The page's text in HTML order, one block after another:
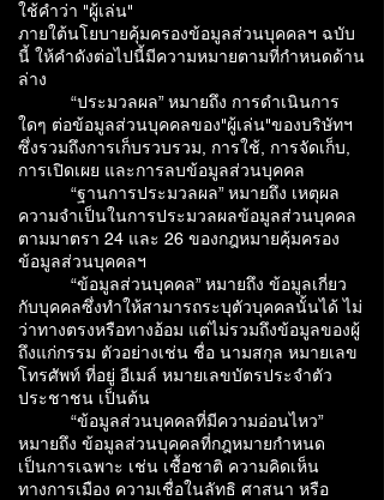
ใช้คำว่า "ผู้เล่น"
ภายใต้นโยบายคุ้มครองข้อมูลส่วนบุคคลฯ ฉบับ
นี้ ให้คำดังต่อไปนี้มีความหมายตามที่กำหนดด้าน
ล่าง
“ประมวลผล” หมายถึง การดำเนินการ
ใดๆ ต่อข้อมูลส่วนบุคคลของ"ผู้เล่น"ของบริษัทฯ
ซึ่งรวมถึงการเก็บรวบรวม, การใช้, การจัดเก็บ,
การเปิดเผย และการลบข้อมูลส่วนบุคคล
“ฐานการประมวลผล” หมายถึง เหตุผล
ความจำเป็นในการประมวลผลข้อมูลส่วนบุคคล
ตามมาตรา 24 และ 26 ของกฎหมายคุ้มครอง
ข้อมูลส่วนบุคคลฯ
“ข้อมูลส่วนบุคคล” หมายถึง ข้อมูลเกี่ยว
กับบุคคลซึ่งทำให้สามารถระบุตัวบุคคลนั้นได้ ไม่
ว่าทางตรงหรือทางอ้อม แต่ไม่รวมถึงข้อมูลของผู้
ถึงแก่กรรม ตัวอย่างเช่น ชื่อ นามสกุล หมายเลข
โทรศัพท์ ที่อยู่ อีเมล์ หมายเลขบัตรประจำตัว
ประชาชน เป็นต้น
“ข้อมูลส่วนบุคคลที่มีความอ่อนไหว”
หมายถึง ข้อมูลส่วนบุคคลที่กฎหมายกำหนด
เป็นการเฉพาะ เช่น เชื้อชาติ ความคิดเห็น
ทางการเมือง ความเชื่อในลัทธิ ศาสนา หรือ